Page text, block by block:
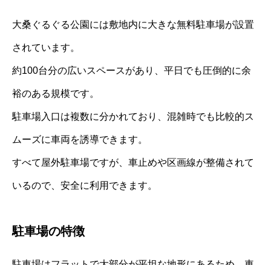
大桑ぐるぐる公園には敷地内に大きな無料駐車場が設置
されています。
約100台分の広いスペースがあり、平日でも圧倒的に余
裕のある規模です。
駐車場入口は複数に分かれており、混雑時でも比較的ス
ムーズに車両を誘導できます。
すべて屋外駐車場ですが、車止めや区画線が整備されて
いるので、安全に利用できます。
駐車場の特徴